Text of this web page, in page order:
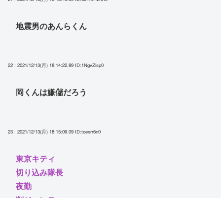
地震男のあんらくん
22 : 2021/12/13(月) 18:14:22.89 ID:1NgvZisp0
岡くんは嫌儲だろう
23 : 2021/12/13(月) 18:15:09.09 ID:toexrr6n0
東京キティ
切り込み隊長
夜勤